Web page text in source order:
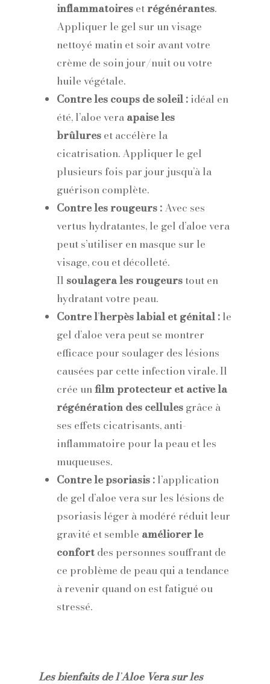
inflammatoiresetrégénérantes.
Appliquer le gel sur un visage
nettoyé matin et soir avant votre
crème de soin jour/nuit ou votre
huile végétale.
Contre les coups de soleil :idéal en
été, l’aloe veraapaise les
brûlureset accélère la
cicatrisation. Appliquer le gel
plusieurs fois par jour jusqu’à la
guérison complète.
Contre les rougeurs :Avec ses
vertus hydratantes, le gel d’aloe vera
peut s’utiliser en masque sur le
visage, cou et décolleté.
Il soulagera les rougeurstout en
hydratant votre peau.
Contre l’herpès labial et génital :le
gel d’aloe vera peut se montrer
efficace pour soulager des lésions
causées par cette infection virale. Il
crée unfilm protecteur et active la
régénération des cellulesgrâce à
ses effets cicatrisants, anti-
inflammatoire pour la peau et les
muqueuses.
Contre le psoriasis :l’application
de gel d’aloe vera sur les lésions de
psoriasis léger à modéré réduit leur
gravité et semble améliorer le
confortdes personnes souffrant de
ce problème de peau qui a tendance
à revenir quand on est fatigué ou
stressé.
Les bienfaits de l’Aloe Vera sur les